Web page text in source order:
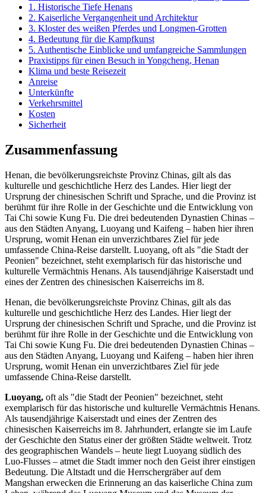
1. Historische Tiefe Henans
2. Kaiserliche Vergangenheit und Architektur
3. Kloster des weißen Pferdes und Longmen-Grotten
4. Bedeutung für die Kampfkunst
5. Authentische Einblicke und umfangreiche Sammlungen
Praxistipps für einen Besuch in Yongcheng, Henan
Klima und beste Reisezeit
Anreise
Unterkünfte
Verkehrsmittel
Kosten
Sicherheit
Zusammenfassung
Henan, die bevölkerungsreichste Provinz Chinas, gilt als das
kulturelle und geschichtliche Herz des Landes. Hier liegt der
Ursprung der chinesischen Schrift und Sprache, und die Provinz ist
berühmt für ihre Rolle in der Geschichte und die Entwicklung von
Tai Chi sowie Kung Fu. Die drei bedeutenden Dynastien Chinas –
aus den Städten Anyang, Luoyang und Kaifeng – haben hier ihren
Ursprung, womit Henan ein unverzichtbares Ziel für jede
umfassende China-Reise darstellt. Luoyang, oft als "die Stadt der
Peonien" bezeichnet, steht exemplarisch für das historische und
kulturelle Vermächtnis Henans. Als tausendjährige Kaiserstadt und
eines der Zentren des chinesischen Kaiserreichs im 8.
Henan, die bevölkerungsreichste Provinz Chinas, gilt als das
kulturelle und geschichtliche Herz des Landes. Hier liegt der
Ursprung der chinesischen Schrift und Sprache, und die Provinz ist
berühmt für ihre Rolle in der Geschichte und die Entwicklung von
Tai Chi sowie Kung Fu. Die drei bedeutenden Dynastien Chinas –
aus den Städten Anyang, Luoyang und Kaifeng – haben hier ihren
Ursprung, womit Henan ein unverzichtbares Ziel für jede
umfassende China-Reise darstellt.
Luoyang, oft als "die Stadt der Peonien" bezeichnet, steht
exemplarisch für das historische und kulturelle Vermächtnis Henans.
Als tausendjährige Kaiserstadt und eines der Zentren des
chinesischen Kaiserreichs im 8. Jahrhundert, erlangte sie im Laufe
der Geschichte den Status einer der größten Städte weltweit. Trotz
des geographischen Wandels – heute liegt Luoyang südlich des
Luo-Flusses – atmet die Stadt immer noch den Geist ihrer einstigen
Bedeutung. Die Altstadt und die Herrschergräber auf dem
Mangshan erwecken die Erinnerung an das kaiserliche China zum